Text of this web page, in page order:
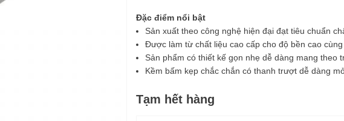
Đặc điểm nổi bật
Sản xuất theo công nghệ hiện đại đạt tiêu chuẩn
Được làm từ chất liệu cao cấp cho độ bền cao
Sản phẩm có thiết kế gọn nhẹ dễ dàng mang theo
Kềm bấm kẹp chắc chắn có thanh trượt dễ dàng
Tạm hết hàng